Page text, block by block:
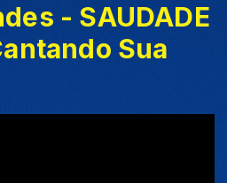
- SAUDADE
Sua